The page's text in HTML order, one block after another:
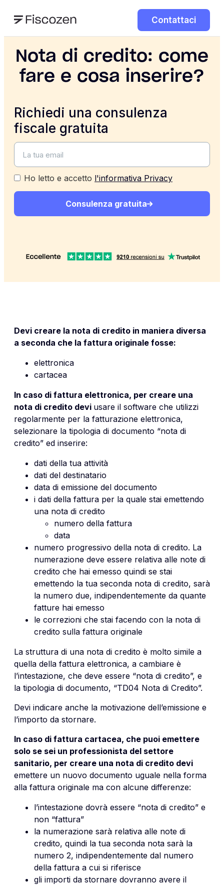
Contattaci
Nota di credito: come
fare e cosa inserire?
Richiedi una consulenza
fiscale gratuita
Ho letto e accetto l'informativa Privacy
Consulenza gratuita
Devi creare la nota di credito in maniera diversa
a seconda che la fattura originale fosse:
elettronica
cartacea
In caso di fattura elettronica, per creare una
nota di credito devi usare il software che utilizzi
regolarmente per la fatturazione elettronica,
selezionare la tipologia di documento “nota di
credito” ed inserire:
dati della tua attività
dati del destinatario
data di emissione del documento
i dati della fattura per la quale stai emettendo
una nota di credito
numero della fattura
data
numero progressivo della nota di credito. La
numerazione deve essere relativa alle note di
credito che hai emesso quindi se stai
emettendo la tua seconda nota di credito, sarà
la numero due, indipendentemente da quante
fatture hai emesso
le correzioni che stai facendo con la nota di
credito sulla fattura originale
La struttura di una nota di credito è molto simile a
quella della fattura elettronica, a cambiare è
l’intestazione, che deve essere “nota di credito”, e
la tipologia di documento, “TD04 Nota di Credito”.
Devi indicare anche la motivazione dell’emissione e
l’importo da stornare.
In caso di fattura cartacea, che puoi emettere
solo se sei un professionista del settore
sanitario, per creare una nota di credito devi
emettere un nuovo documento uguale nella forma
alla fattura originale ma con alcune differenze:
l’intestazione dovrà essere “nota di credito” e
non “fattura”
la numerazione sarà relativa alle note di
credito, quindi la tua seconda nota sarà la
numero 2, indipendentemente dal numero
della fattura a cui si riferisce
gli importi da stornare dovranno avere il